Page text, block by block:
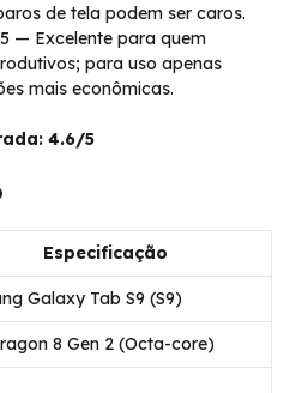
de tela podem ser caros.
— Excelente para quem
para uso apenas
mais econômicas.
4.6/5
Especificação
Galaxy Tab S9 (S9)
8 Gen 2 (Octa-core)